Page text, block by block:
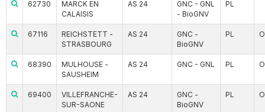
62730
MARCK EN
CALAISIS
AS 24
GNC - GNL
- BioGNV
PL
67116
REICHSTETT -
STRASBOURG
AS 24
GNC -
BioGNV
PL
68390
MULHOUSE -
SAUSHEIM
AS 24 GNC - GNL PL
69400
VILLEFRANCHE-
SUR-SAONE
AS 24
GNC -
BioGNV
PL